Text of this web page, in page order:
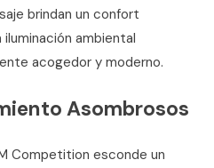
brindan un confort
ambiental
acogedor y moderno.
Asombrosos
Competition esconde un